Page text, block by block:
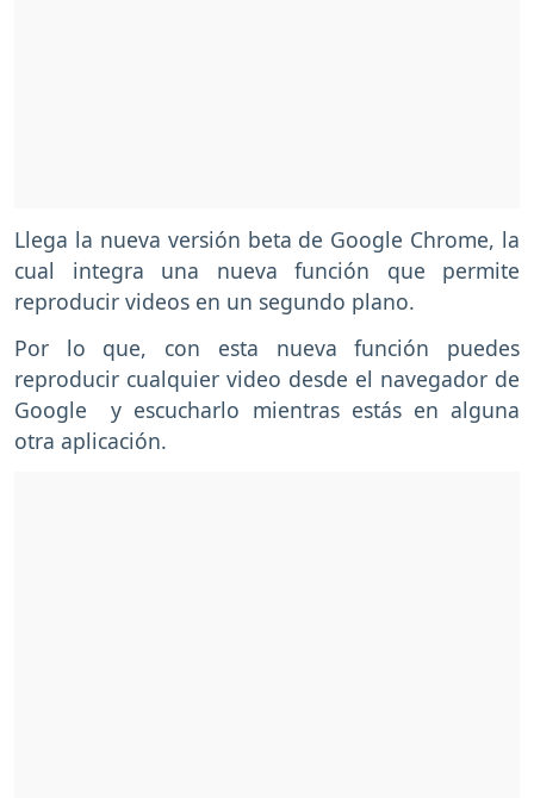
Llega la nueva versión beta de Google Chrome, la
cual integra una nueva función que permite
reproducir videos en un segundo plano.
Por lo que, con esta nueva función puedes
reproducir cualquier video desde el navegador de
Google y escucharlo mientras estás en alguna
otra aplicación.